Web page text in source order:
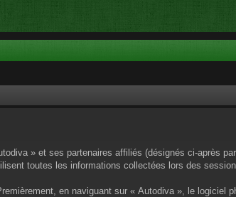
» et ses partenaires affiliés (désignés ci-après
toutes les informations collectées lors des
en naviguant sur « Autodiva », le logiciel